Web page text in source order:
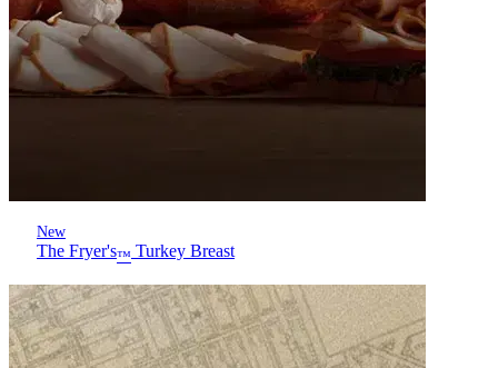
New
The Fryer's™ Turkey Breast